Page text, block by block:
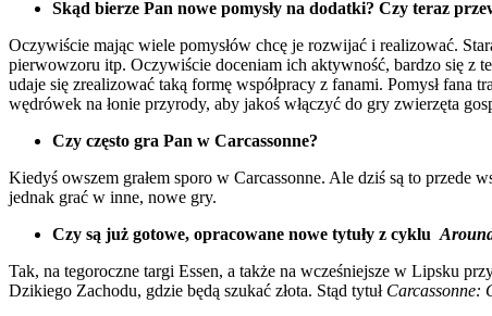
Skąd bierze Pan nowe pomysły na dodatki? Czy teraz
Oczywiście mając wiele pomysłów chcę je rozwijać i realizować.
pierwowzoru itp. Oczywiście doceniam ich aktywność, bardzo się z
udaje się zrealizować taką formę współpracy z fanami. Pomysł fana
wędrówek na łonie przyrody, aby jakoś włączyć do gry zwierzęta
Czy często gra Pan w Carcassonne?
Kiedyś owszem grałem sporo w Carcassonne. Ale dziś są to
jednak grać w inne, nowe gry.
Czy są już gotowe, opracowane nowe tytuły z cyklu
Tak, na tegoroczne targi Essen, a także na wcześniejsze w Lipsku
Dzikiego Zachodu, gdzie będą szukać złota. Stąd tytuł Carcassonne: